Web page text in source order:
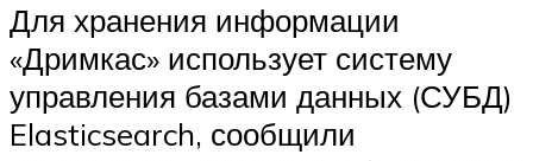
Для хранения информации
«Дримкас» использует систему
управления базами данных (СУБД)
Elasticsearch, сообщили